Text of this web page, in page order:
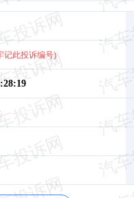
记此投诉编号)